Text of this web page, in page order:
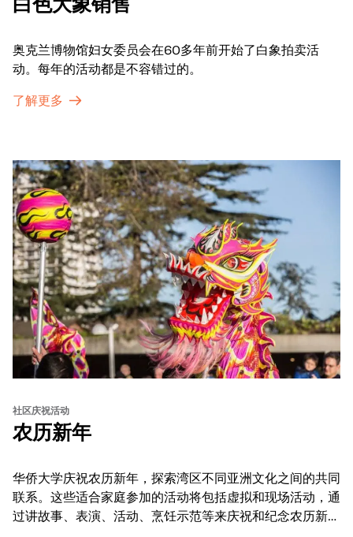
奥克兰博物馆妇女委员会在60多年前开始了白象拍卖活
动。每年的活动都是不容错过的。
了解更多
社区庆祝活动
农历新年
华侨大学庆祝农历新年，探索湾区不同亚洲文化之间的共同
联系。这些适合家庭参加的活动将包括虚拟和现场活动，通
过讲故事、表演、活动、烹饪示范等来庆祝和纪念农历新年